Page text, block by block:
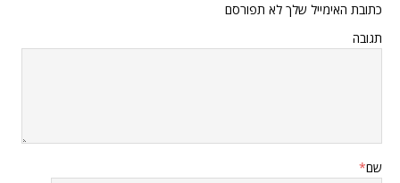
כתובת האימייל שלך לא תפורסם
תגובה
שם*